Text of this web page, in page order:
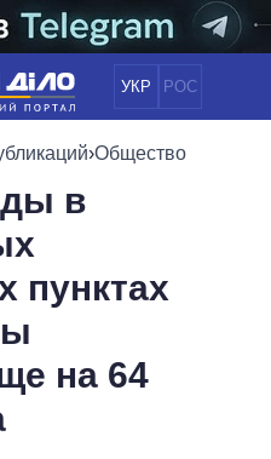
УКР РОС
ПОЛИТИКА
ЭКОНОМИКА
ОБЩЕСТВО
МИР
›Общество
в
пунктах
на 64